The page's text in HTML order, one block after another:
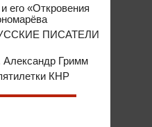
его «Откровения
ПИСАТЕЛИ
Александр Гримм
КНР